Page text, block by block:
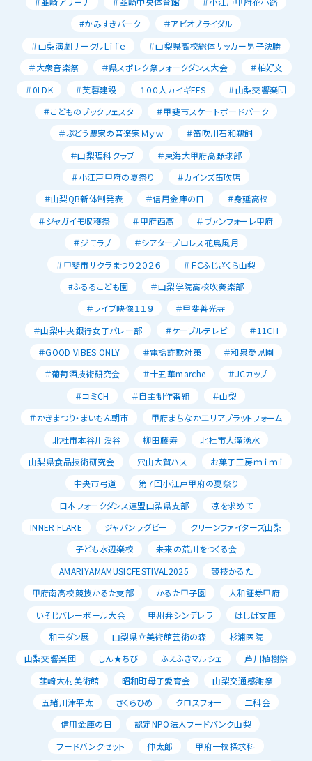
#かみすきパーク
＃アピオブライダル
＃山梨演劇サークルLｉｆｅ
＃山梨県高校総体サッカー男子決勝
＃大衆音楽祭
＃県スポレク祭フォークダンス大会
＃柏好文
＃0LDK
＃芙蓉建設 １００人カイギFES
＃山梨交響楽団
＃こどものブックフェスタ
＃甲斐市スケートボードパーク
＃ぶどう農家の音楽家Ｍｙｗ
＃笛吹川石和鵜飼
＃山梨理科クラブ
＃東海大甲府高野球部
＃小江戸甲府の夏祭り
＃カインズ笛吹店
＃山梨QB新体制発表
＃信用金庫の日
＃身延高校
＃ジャガイモ収穫祭
＃甲府西高
＃ヴァンフォーレ甲府
＃ジモラブ
＃シアタープロレス花鳥風月
＃甲斐市サクラまつり２０２６
＃ＦＣふじざくら山梨
#ふるるこども園
＃山梨学院高校吹奏楽部
＃ライブ映像１１９
＃甲斐善光寺
＃山梨中央銀行女子バレー部
＃ケーブルテレビ
＃11CH
＃GOOD VIBES ONLY
＃電話詐欺対策
＃和泉愛児園
＃葡萄酒技術研究会
＃十五華marche
＃JCカップ
＃コミCH
＃自主制作番組
＃山梨
＃かきまつり・まいもん朝市
甲府まちなかエリアプラットフォーム
北杜市本谷川渓谷
柳田藤寿
北杜市大滝湧水
山梨県食品技術研究会
穴山大賀ハス
お菓子工房ｍｉｍｉ
中央市弓道
第７回小江戸甲府の夏祭り
日本フォークダンス連盟山梨県支部
凉を求めて
INNER FLARE
ジャパンラグビー
クリーンファイターズ山梨
子ども水辺楽校
未来の荒川をつくる会
AMARIYAMAMUSICFESTIVAL2025
競技かるた
甲府南高校競技かるた支部
かるた甲子園
大和証券甲府
いそじバレーボール大会
甲州弁シンデレラ
はしば文庫
和モダン展
山梨県立美術館芸術の森
杉浦医院
山梨交響楽団
しん★ちび ふえふきマルシェ
芦川植樹祭
韮崎大村美術館
昭和町母子愛育会
山梨交通感謝祭
五緒川津平太
さくらひめ クロスフォー
二科会
信用金庫の日
認定NPO法人フードバンク山梨
フードバンクセット
伸太郎
甲府一校探求科